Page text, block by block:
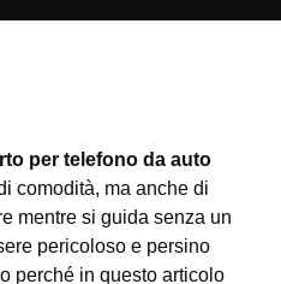
per telefono da auto
comodità, ma anche di
mentre si guida senza un
pericoloso e persino
perché in questo articolo